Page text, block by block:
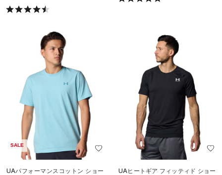
SALE
UAパフォーマンスコットン ショー
UAヒートギア フィッティド ショー